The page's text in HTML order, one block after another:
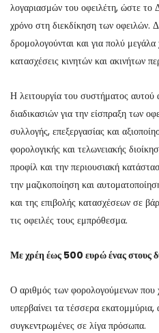
λογαριασμών του οφειλέτη, ώστε το
χρόνο στη διεκδίκηση των οφειλών.
δρομολογούνται και για πολύ μεγάλα
κατασχέσεις κινητών και ακινήτων
Η λειτουργία του συστήματος αυτού
διαδικασιών για την είσπραξη των
συλλογής, επεξεργασίας και
φορολογικής και τελωνειακής
προφίλ και την περιουσιακή
την μαζικοποίηση και
και της επιβολής κατασχέσεων σε
τις οφειλές τους εμπρόθεσμα.
Με χρέη έως 500 ευρώ ένας στους
Ο αριθμός των φορολογούμενων που
υπερβαίνει τα τέσσερα εκατομμύρια,
συγκεντρωμένες σε λίγα πρόσωπα.